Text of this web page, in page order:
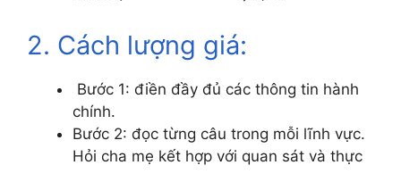
2. Cách lượng giá:
Bước 1: điền đầy đủ các thông tin hành
chính.
Bước 2: đọc từng câu trong mỗi lĩnh vực.
Hỏi cha mẹ kết hợp với quan sát và thực